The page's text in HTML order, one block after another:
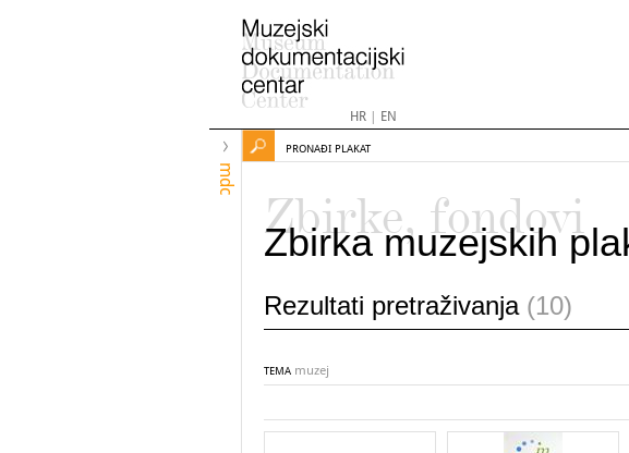
HR| EN
mdc
PRONAĐI PLAKAT
Zbirke, fondovi
Zbirka muzejskih
Rezultati pretraživanja (10)
TEMA muzej